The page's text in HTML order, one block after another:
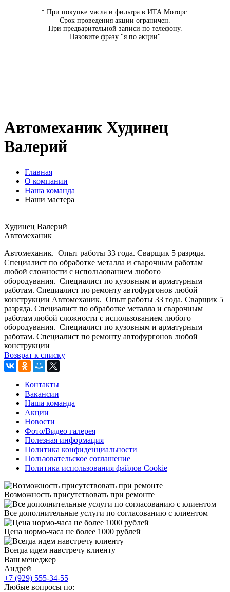
* При покупке масла и фильтра в ИТА Моторс.
Срок проведения акции ограничен.
При предварительной записи по телефону.
Назовите фразу "я по акции"
Автомеханик Худинец
Валерий
Главная
О компании
Наша команда
Наши мастера
Худинец Валерий
Автомеханик
Автомеханик. Опыт работы 33 года. Сварщик 5 разряда.
Специалист по обработке металла и сварочным работам
любой сложности с использованием любого
обородувания. Специалист по кузовным и арматурным
работам. Специалист по ремонту автофургонов любой
конструкции Автомеханик. Опыт работы 33 года. Сварщик 5
разряда. Специалист по обработке металла и сварочным
работам любой сложности с использованием любого
обородувания. Специалист по кузовным и арматурным
работам. Специалист по ремонту автофургонов любой
конструкции
Возврат к списку
Контакты
Вакансии
Наша команда
Акции
Новости
Фото/Видео галерея
Полезная информация
Политика конфиденциальности
Пользовательское соглашение
Политика использования файлов Cookie
Возможность присутствовать при ремонте
Все дополнительные услуги по согласованию с клиентом
Цена нормо-часа не более 1000 рублей
Всегда идем навстречу клиенту
Ваш менеджер
Андрей
+7 (929) 555-34-55
Любые вопросы по: